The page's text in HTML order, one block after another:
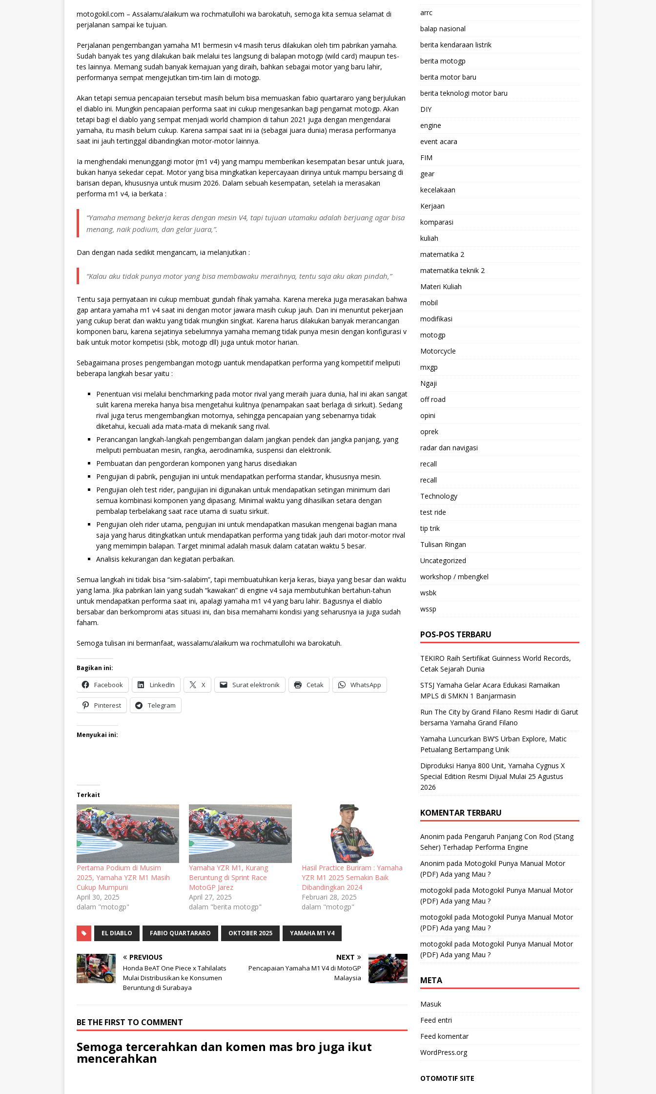
motogokil.com – Assalamu’alaikum wa rochmatullohi wa barokatuh, semoga kita semua selamat di
perjalanan sampai ke tujuan.
Perjalanan pengembangan yamaha M1 bermesin v4 masih terus dilakukan oleh tim pabrikan yamaha.
Sudah banyak tes yang dilakukan baik melalui tes langsung di balapan motogp (wild card) maupun tes-
tes lainnya. Memang sudah banyak kemajuan yang diraih, bahkan sebagai motor yang baru lahir,
performanya sempat mengejutkan tim-tim lain di motogp.
Akan tetapi semua pencapaian tersebut masih belum bisa memuaskan fabio quartararo yang berjulukan
el diablo ini. Mungkin pencapaian performa saat ini cukup mengesankan bagi pengamat motogp. Akan
tetapi bagi el diablo yang sempat menjadi world champion di tahun 2021 juga dengan mengendarai
yamaha, itu masih belum cukup. Karena sampai saat ini ia (sebagai juara dunia) merasa performanya
saat ini jauh tertinggal dibandingkan motor-motor lainnya.
Ia menghendaki menunggangi motor (m1 v4) yang mampu memberikan kesempatan besar untuk juara,
bukan hanya sekedar cepat. Motor yang bisa mingkatkan kepercayaan dirinya untuk mampu bersaing di
barisan depan, khususnya untuk musim 2026. Dalam sebuah kesempatan, setelah ia merasakan
performa m1 v4, ia berkata :
“Yamaha memang bekerja keras dengan mesin V4, tapi tujuan utamaku adalah berjuang agar bisa
menang, naik podium, dan gelar juara,”.
Dan dengan nada sedikit mengancam, ia melanjutkan :
“Kalau aku tidak punya motor yang bisa membawaku meraihnya, tentu saja aku akan pindah,”
Tentu saja pernyataan ini cukup membuat gundah fihak yamaha. Karena mereka juga merasakan bahwa
gap antara yamaha m1 v4 saat ini dengan motor jawara masih cukup jauh. Dan ini menuntut pekerjaan
yang cukup berat dan waktu yang tidak mungkin singkat. Karena harus dilakukan banyak merancangan
komponen baru, karena sejatinya sebelumnya yamaha memang tidak punya mesin dengan konfigurasi v
baik untuk motor kompetisi (sbk, motogp dll) juga untuk motor harian.
Sebagaimana proses pengembangan motogp uantuk mendapatkan performa yang kompetitif meliputi
beberapa langkah besar yaitu :
Penentuan visi melalui benchmarking pada motor rival yang meraih juara dunia, hal ini akan sangat
sulit karena mereka hanya bisa mengetahui kulitnya (penampakan saat berlaga di sirkuit). Sedang
rival juga terus mengembangkan motornya, sehingga pencapaian yang sebenarnya tidak
diketahui, kecuali ada mata-mata di mekanik sang rival.
Perancangan langkah-langkah pengembangan dalam jangkan pendek dan jangka panjang, yang
meliputi pembuatan mesin, rangka, aerodinamika, suspensi dan elektronik.
Pembuatan dan pengorderan komponen yang harus disediakan
Pengujian di pabrik, pengujian ini untuk mendapatkan performa standar, khususnya mesin.
Pengujian oleh test rider, pangujian ini digunakan untuk mendapatkan setingan minimum dari
semua kombinasi komponen yang dipasang. Minimal waktu yang dihasilkan setara dengan
pembalap terbelakang saat race utama di suatu sirkuit.
Pengujian oleh rider utama, pengujian ini untuk mendapatkan masukan mengenai bagian mana
saja yang harus ditingkatkan untuk mendapatkan performa yang tidak jauh dari motor-motor rival
yang memimpin balapan. Target minimal adalah masuk dalam catatan waktu 5 besar.
Analisis kekurangan dan kegiatan perbaikan.
Semua langkah ini tidak bisa “sim-salabim”, tapi membuatuhkan kerja keras, biaya yang besar dan waktu
yang lama. Jika pabrikan lain yang sudah “kawakan” di engine v4 saja membutuhkan bertahun-tahun
untuk mendapatkan performa saat ini, apalagi yamaha m1 v4 yang baru lahir. Bagusnya el diablo
bersabar dan berkompromi atas situasi ini, dan bisa memahami kondisi yang seharusnya ia juga sudah
faham.
Semoga tulisan ini bermanfaat, wassalamu’alaikum wa rochmatullohi wa barokatuh.
Bagikan ini:
Facebook LinkedIn X Surat elektronik Cetak WhatsApp
Pinterest Telegram
Menyukai ini:
Terkait
Pertama Podium di Musim
2025, Yamaha YZR M1 Masih
Cukup Mumpuni
April 30, 2025
dalam "motogp"
Yamaha YZR M1, Kurang
Beruntung di Sprint Race
MotoGP Jarez
April 27, 2025
dalam "berita motogp"
Hasil Practice Buriram : Yamaha
YZR M1 2025 Semakin Baik
Dibandingkan 2024
Februari 28, 2025
dalam "motogp"
EL DIABLO FABIO QUARTARARO OKTOBER 2025 YAMAHA M1 V4
PREVIOUS
Honda BeAT One Piece x Tahilalats
Mulai Distribusikan ke Konsumen
Beruntung di Surabaya
NEXT
Pencapaian Yamaha M1 V4 di MotoGP
Malaysia
BE THE FIRST TO COMMENT
Semoga tercerahkan dan komen mas bro juga ikut
mencerahkan
arrc
balap nasional
berita kendaraan listrik
berita motogp
berita motor baru
berita teknologi motor baru
DIY
engine
event acara
FIM
gear
kecelakaan
Kerjaan
komparasi
kuliah
matematika 2
matematika teknik 2
Materi Kuliah
mobil
modifikasi
motogp
Motorcycle
mxgp
Ngaji
off road
opini
oprek
radar dan navigasi
recall
recall
Technology
test ride
tip trik
Tulisan Ringan
Uncategorized
workshop / mbengkel
wsbk
wssp
POS-POS TERBARU
TEKIRO Raih Sertifikat Guinness World Records,
Cetak Sejarah Dunia
STSJ Yamaha Gelar Acara Edukasi Ramaikan
MPLS di SMKN 1 Banjarmasin
Run The City by Grand Filano Resmi Hadir di Garut
bersama Yamaha Grand Filano
Yamaha Luncurkan BW’S Urban Explore, Matic
Petualang Bertampang Unik
Diproduksi Hanya 800 Unit, Yamaha Cygnus X
Special Edition Resmi Dijual Mulai 25 Agustus
2026
KOMENTAR TERBARU
Anonim pada Pengaruh Panjang Con Rod (Stang
Seher) Terhadap Performa Engine
Anonim pada Motogokil Punya Manual Motor
(PDF) Ada yang Mau ?
motogokil pada Motogokil Punya Manual Motor
(PDF) Ada yang Mau ?
motogokil pada Motogokil Punya Manual Motor
(PDF) Ada yang Mau ?
motogokil pada Motogokil Punya Manual Motor
(PDF) Ada yang Mau ?
META
Masuk
Feed entri
Feed komentar
WordPress.org
OTOMOTIF SITE